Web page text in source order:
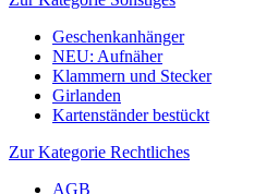
Geschenkanhänger
NEU: Aufnäher
Klammern und Stecker
Girlanden
Kartenständer bestückt
Zur Kategorie Rechtliches
AGB